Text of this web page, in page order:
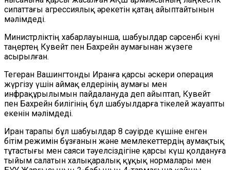
сипаттағы агрессиялық әрекетін қатаң айыптайтынын
мәлімдеді.
Министрліктің хабарлауынша, шабуылдар сәрсенбі күні
таңертең Кувейт пен Бахрейн аумағынан жүзеге
асырылған.
Тегеран Вашингтонды Иранға қарсы әскери операция
жүргізу үшін аймақ елдерінің аумағы мен
инфрақұрылымын пайдалануда деп айыптап, Кувейт
пен Бахрейн билігінің бұл шабуылдарға тікелей жауапты
екенін мәлімдеді.
Иран тарапы бұл шабуылдар 8 сәуірде күшіне енген
бітім режимін бұзғанын және мемлекеттердің аумақтық
тұтастығы мен саяси тәуелсіздігіне қарсы күш қолдануға
тыйым салатын халықаралық құқық нормалары мен